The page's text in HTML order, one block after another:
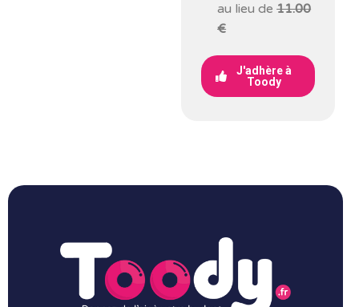
au lieu de11.00
€
J'adhère à
Toody